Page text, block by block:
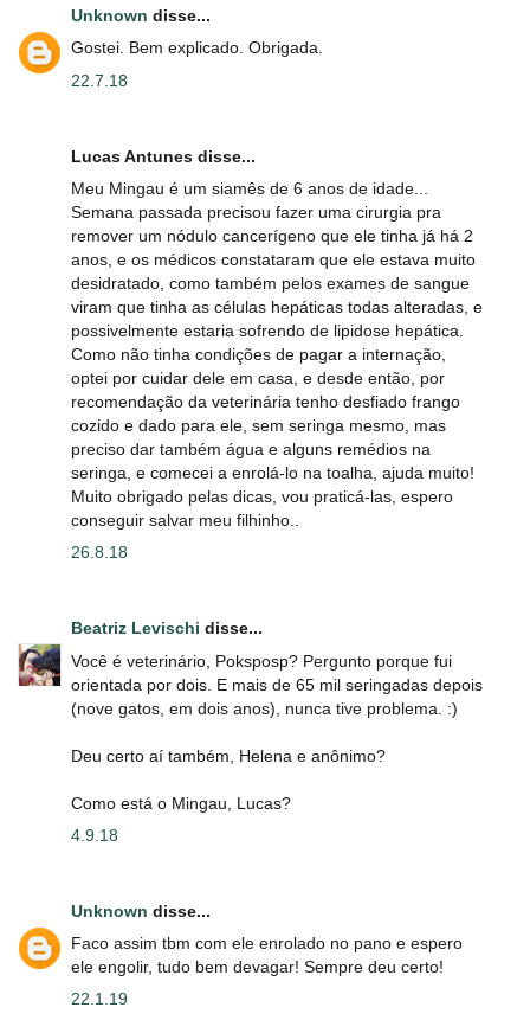
Unknown disse...
Gostei. Bem explicado. Obrigada.
22.7.18
Lucas Antunes disse...
Meu Mingau é um siamês de 6 anos de idade...
Semana passada precisou fazer uma cirurgia pra
remover um nódulo cancerígeno que ele tinha já há 2
anos, e os médicos constataram que ele estava muito
desidratado, como também pelos exames de sangue
viram que tinha as células hepáticas todas alteradas, e
possivelmente estaria sofrendo de lipidose hepática.
Como não tinha condições de pagar a internação,
optei por cuidar dele em casa, e desde então, por
recomendação da veterinária tenho desfiado frango
cozido e dado para ele, sem seringa mesmo, mas
preciso dar também água e alguns remédios na
seringa, e comecei a enrolá-lo na toalha, ajuda muito!
Muito obrigado pelas dicas, vou praticá-las, espero
conseguir salvar meu filhinho..
26.8.18
Beatriz Levischi disse...
Você é veterinário, Poksposp? Pergunto porque fui
orientada por dois. E mais de 65 mil seringadas depois
(nove gatos, em dois anos), nunca tive problema. :)
Deu certo aí também, Helena e anônimo?
Como está o Mingau, Lucas?
4.9.18
Unknown disse...
Faco assim tbm com ele enrolado no pano e espero
ele engolir, tudo bem devagar! Sempre deu certo!
22.1.19